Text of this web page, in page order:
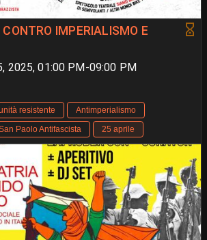
IMPERIALISMO E
2025, 01:00 PM-09:00 PM
resistente
Antimperialismo
Paolo Antifascista 25 aprile